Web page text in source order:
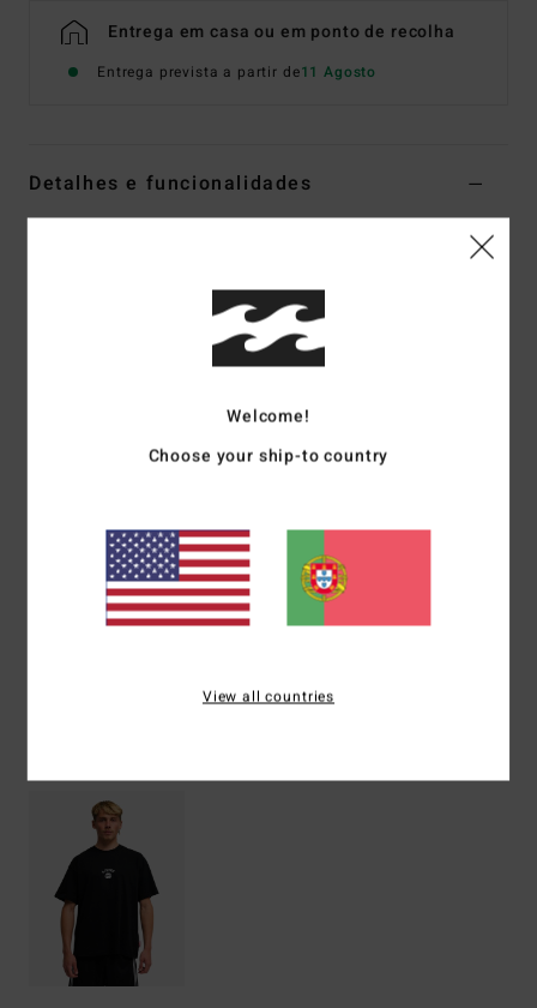
Entrega em casa ou em ponto de recolha
Entrega prevista a partir de11 Agosto
Detalhes e funcionalidades
Serigrafia suave ao toque
Etiqueta de identificação na costura lateral esquerda
Materiais[Tecido principal] 100% algodão
Envio& Devoluciones
Welcome!
Choose your ship-to country
View all countries